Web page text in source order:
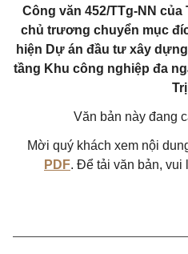
Công văn 452/TTg-NN
chủ trương chuyển mục
hiện Dự án đầu tư xây
tầng Khu công nghiệp đa
Trị
Văn bản này đang
Mời quý khách xem nội
PDF. Để tải văn bản, vui